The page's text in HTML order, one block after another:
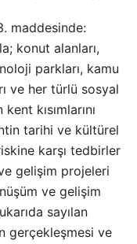
maddesinde:
konut alanları,
parkları, kamu
ve her türlü sosyal
kısımlarını
tarihi ve kültürel
karşı tedbirler
gelişim projeleri
ve gelişim
sayılan
gerçekleşmesi ve